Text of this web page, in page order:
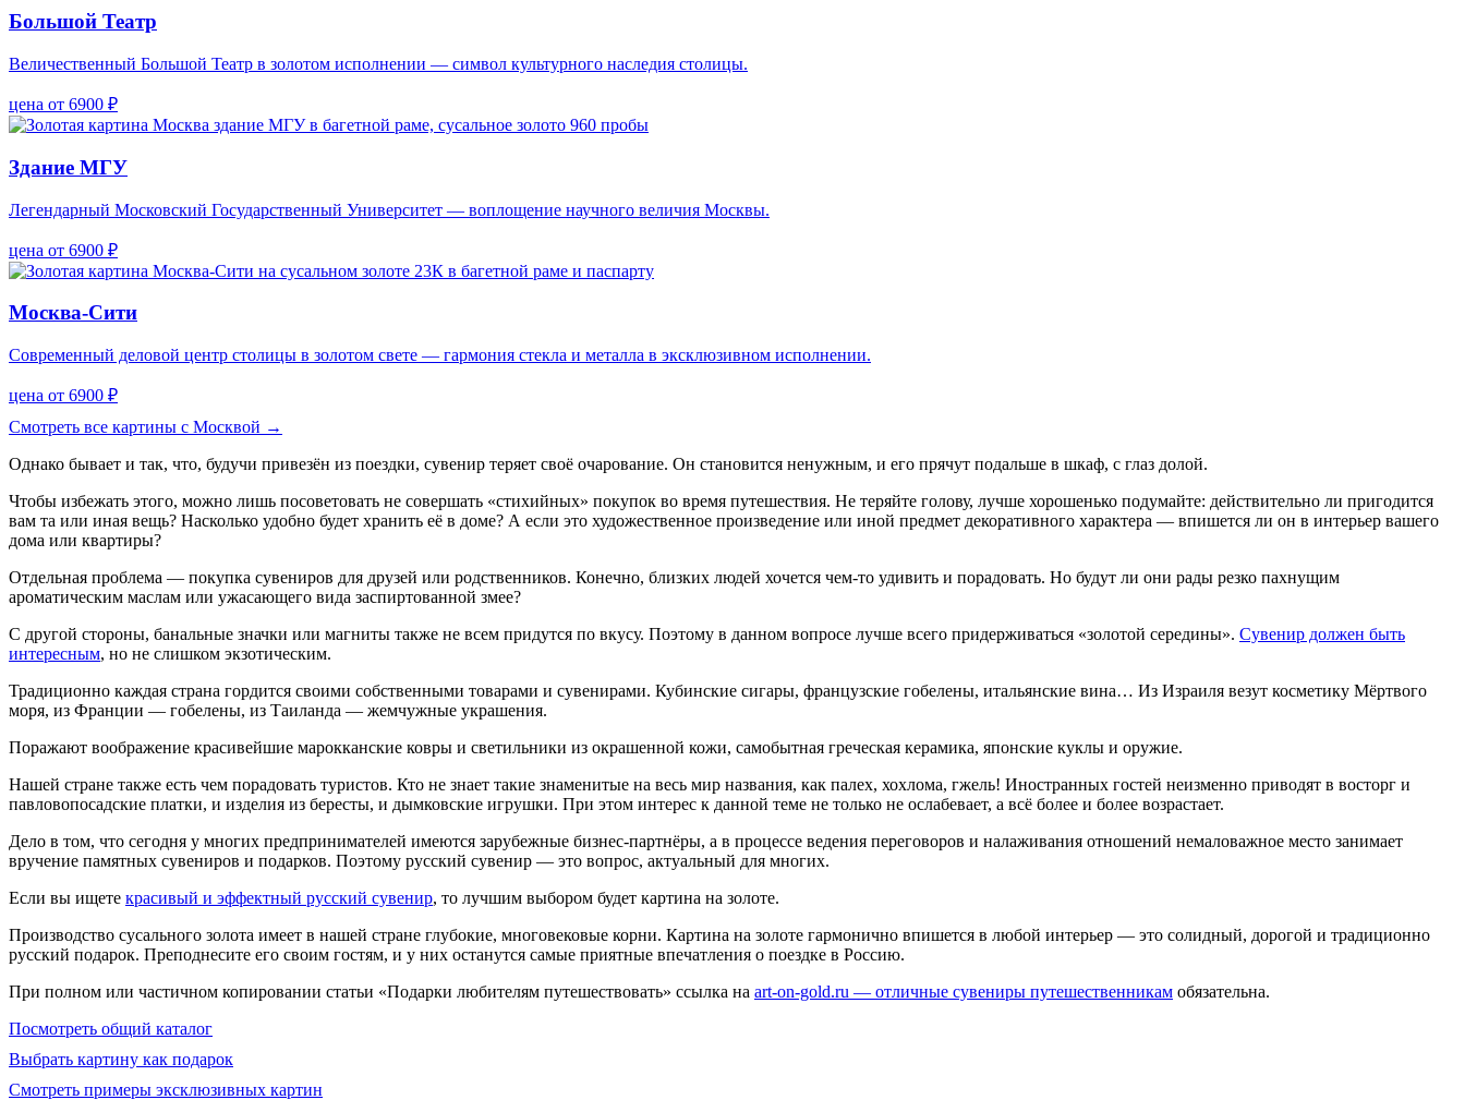
Большой Театр
Величественный Большой Театр в золотом исполнении — символ культурного наследия столицы.
цена от 6900 ₽
Здание МГУ
Легендарный Московский Государственный Университет — воплощение научного величия Москвы.
цена от 6900 ₽
Москва-Сити
Современный деловой центр столицы в золотом свете — гармония стекла и металла в эксклюзивном исполнении.
цена от 6900 ₽
Смотреть все картины с Москвой →
Однако бывает и так, что, будучи привезён из поездки, сувенир теряет своё очарование. Он становится ненужным, и его прячут подальше в шкаф, с глаз долой.
Чтобы избежать этого, можно лишь посоветовать не совершать «стихийных» покупок во время путешествия. Не теряйте голову, лучше хорошенько подумайте: действительно ли пригодится
вам та или иная вещь? Насколько удобно будет хранить её в доме? А если это художественное произведение или иной предмет декоративного характера — впишется ли он в интерьер вашего
дома или квартиры?
Отдельная проблема — покупка сувениров для друзей или родственников. Конечно, близких людей хочется чем‑то удивить и порадовать. Но будут ли они рады резко пахнущим
ароматическим маслам или ужасающего вида заспиртованной змее?
С другой стороны, банальные значки или магниты также не всем придутся по вкусу. Поэтому в данном вопросе лучше всего придерживаться «золотой середины». Сувенир должен быть
интересным, но не слишком экзотическим.
Традиционно каждая страна гордится своими собственными товарами и сувенирами. Кубинские сигары, французские гобелены, итальянские вина… Из Израиля везут косметику Мёртвого
моря, из Франции — гобелены, из Таиланда — жемчужные украшения.
Поражают воображение красивейшие марокканские ковры и светильники из окрашенной кожи, самобытная греческая керамика, японские куклы и оружие.
Нашей стране также есть чем порадовать туристов. Кто не знает такие знаменитые на весь мир названия, как палех, хохлома, гжель! Иностранных гостей неизменно приводят в восторг и
павловопосадские платки, и изделия из бересты, и дымковские игрушки. При этом интерес к данной теме не только не ослабевает, а всё более и более возрастает.
Дело в том, что сегодня у многих предпринимателей имеются зарубежные бизнес‑партнёры, а в процессе ведения переговоров и налаживания отношений немаловажное место занимает
вручение памятных сувениров и подарков. Поэтому русский сувенир — это вопрос, актуальный для многих.
Если вы ищете красивый и эффектный русский сувенир, то лучшим выбором будет картина на золоте.
Производство сусального золота имеет в нашей стране глубокие, многовековые корни. Картина на золоте гармонично впишется в любой интерьер — это солидный, дорогой и традиционно
русский подарок. Преподнесите его своим гостям, и у них останутся самые приятные впечатления о поездке в Россию.
При полном или частичном копировании статьи «Подарки любителям путешествовать» ссылка на art-on-gold.ru — отличные сувениры путешественникам обязательна.
Посмотреть общий каталог
Выбрать картину как подарок
Смотреть примеры эксклюзивных картин